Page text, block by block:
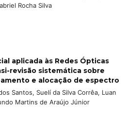
Rocha Silva
aplicada às Redes Ópticas
revisão sistemática sobre
e alocação de espectro
Santos, Suelí da Silva Corrêa, Luan
Martins de Araújo Júnior